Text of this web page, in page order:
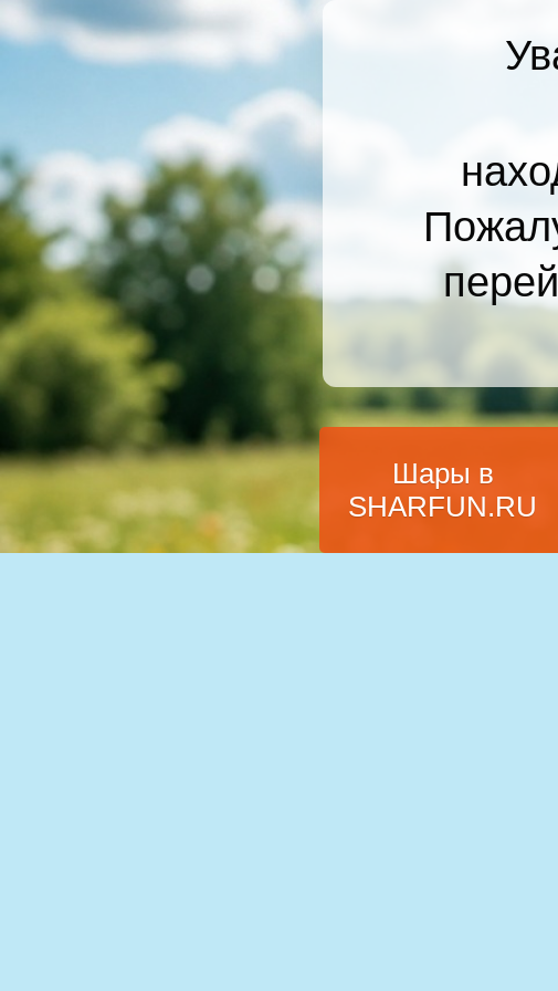
Шары в
SHARFUN.RU